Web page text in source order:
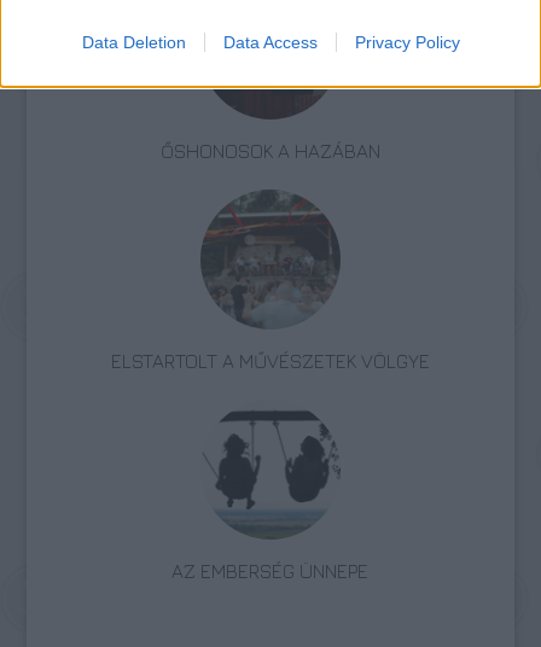
Data Deletion Data Access Privacy Policy
ŐSHONOSOK A HAZÁBAN
ELSTARTOLT A MŰVÉSZETEK VÖLGYE
AZ EMBERSÉG ÜNNEPE